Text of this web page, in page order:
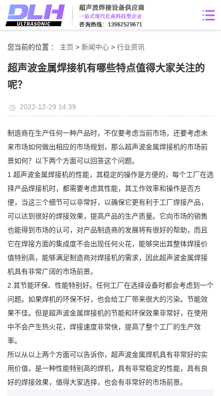
您当前的位置 ： 主页 > 新闻中心 > 行业资讯
超声波金属焊接机有哪些特点值得大家关注的
呢？
2022-12-29 14:39
制造商在生产任何一种产品时，不仅要考虑当前市场，还要考虑未
来市场如何做出相应的市场规划，那么超声波金属焊接机的市场前
景如何？以下两个方面可以回答这个问题。
1.超声波金属焊接机的性能，其稳定的操作是方便的，每个工厂在选
择产品焊接机时，都需要考虑其性能，其工作效率和操作是否方
便，当这三个细节可以非常好，以确保它更有利于工厂焊接产品，
可以达到很好的焊接效果，提高产品的生产质量。它向市场的销售
也能得到市场的认可，对产品制造商的发展将有很好的帮助，而且
它在焊接方面的集成度不会出现任何火花，能够突出其整体焊接价
值特别高，能够满足制造商对焊接机的需求，因此超声波金属焊接
机具有非常广阔的市场前景。
2.其节能环保、性能特别好。任何工厂在选择设备时都会考虑到一个
问题。如果焊机的环保不好，也会给工厂带来很大的污染。节能效
果不佳。但是超声波金属焊接机的节能和环保效果非常好，在使用
中不会产生热火花，焊接速度非常快，提高了整个工厂的生产效
率。
所以从以上两个方面可以告诉你，超声波金属焊机具有非常好的实
用价值，是一种性能特别高的焊机，具有非常稳定的性能，具有良
好的焊接效果，值得大家选择，也会有非常好的市场前景。